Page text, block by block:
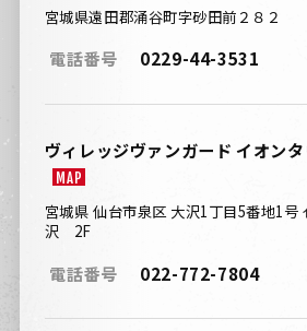
宮城県遠田郡涌谷町字砂田前２８２
電話番号 0229-44-3531
ヴィレッジヴァンガード イオン
MAP
宮城県 仙台市泉区 大沢1丁目5番地1号
沢 2F
電話番号 022-772-7804